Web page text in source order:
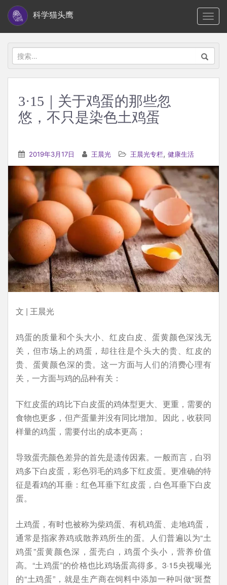
i
科学猫头鹰
搜
索：
3·15｜关于鸡蛋的那些忽
悠，不只是染色土鸡蛋
2019年3月17日 王晨光 王晨光专栏, 健康生活
文 | 王晨光
鸡蛋的质量和个头大小、红皮白皮、蛋黄颜色深浅无
关，但市场上的鸡蛋，却往往是个头大的贵、红皮的
贵、蛋黄颜色深的贵。这一方面与人们的消费心理有
关，一方面与鸡的品种有关：
下红皮蛋的鸡比下白皮蛋的鸡体型更大、更重，需要的
食物也更多，但产蛋量并没有同比增加。因此，收获同
样量的鸡蛋，需要付出的成本更高；
导致蛋壳颜色差异的首先是遗传因素。一般而言，白羽
鸡多下白皮蛋，彩色羽毛的鸡多下红皮蛋。更准确的特
征是看鸡的耳垂：红色耳垂下红皮蛋，白色耳垂下白皮
蛋。
土鸡蛋，有时也被称为柴鸡蛋、有机鸡蛋、走地鸡蛋，
通常是指家养鸡或散养鸡所生的蛋。人们普遍以为“土
鸡蛋”蛋黄颜色深，蛋壳白，鸡蛋个头小，营养价值
高。“土鸡蛋”的价格也比鸡场蛋高得多。3·15央视曝光
的“土鸡蛋”，就是生产商在饲料中添加一种叫做“斑蝥